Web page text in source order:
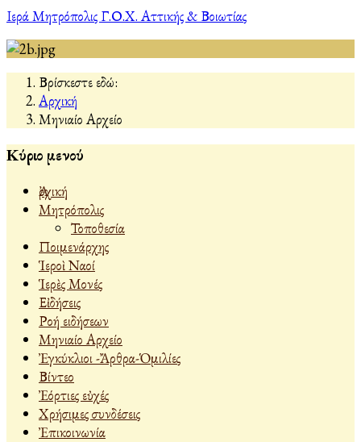
Ιερά Μητρόπολις Γ.Ο.Χ. Αττικής & Βοιωτίας
Βρίσκεστε εδώ:
Αρχική
Μηνιαίο Αρχείο
Κύριο μενού
Ἀρχική
Μητρόπολις
Τοποθεσία
Ποιμενάρχης
Ἱεροὶ Ναοί
Ἱερὲς Μονές
Εἰδήσεις
Ροή ειδήσεων
Μηνιαίο Αρχείο
Ἐγκύκλιοι -Ἄρθρα-Ὁμιλίες
Βίντεο
Ἐόρτιες εὐχές
Χρήσιμες συνδέσεις
Ἐπικοινωνία